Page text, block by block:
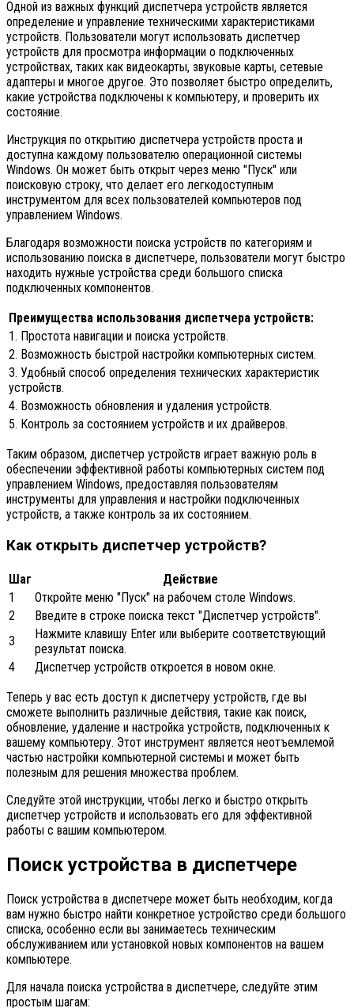
Одной из важных функций диспетчера устройств является
определение и управление техническими характеристиками
устройств. Пользователи могут использовать диспетчер
устройств для просмотра информации о подключенных
устройствах, таких как видеокарты, звуковые карты, сетевые
адаптеры и многое другое. Это позволяет быстро определить,
какие устройства подключены к компьютеру, и проверить их
состояние.
Инструкция по открытию диспетчера устройств проста и
доступна каждому пользователю операционной системы
Windows. Он может быть открыт через меню "Пуск" или
поисковую строку, что делает его легкодоступным
инструментом для всех пользователей компьютеров под
управлением Windows.
Благодаря возможности поиска устройств по категориям и
использованию поиска в диспетчере, пользователи могут быстро
находить нужные устройства среди большого списка
подключенных компонентов.
Преимущества использования диспетчера устройств:
1. Простота навигации и поиска устройств.
2. Возможность быстрой настройки компьютерных систем.
3. Удобный способ определения технических характеристик
устройств.
4. Возможность обновления и удаления устройств.
5. Контроль за состоянием устройств и их драйверов.
Таким образом, диспетчер устройств играет важную роль в
обеспечении эффективной работы компьютерных систем под
управлением Windows, предоставляя пользователям
инструменты для управления и настройки подключенных
устройств, а также контроль за их состоянием.
Как открыть диспетчер устройств?
Шаг
Действие
1
Откройте меню "Пуск" на рабочем столе Windows.
2
Введите в строке поиска текст "Диспетчер устройств".
3
Нажмите клавишу Enter или выберите соответствующий
результат поиска.
4
Диспетчер устройств откроется в новом окне.
Теперь у вас есть доступ к диспетчеру устройств, где вы
сможете выполнить различные действия, такие как поиск,
обновление, удаление и настройка устройств, подключенных к
вашему компьютеру. Этот инструмент является неотъемлемой
частью настройки компьютерной системы и может быть
полезным для решения множества проблем.
Следуйте этой инструкции, чтобы легко и быстро открыть
диспетчер устройств и использовать его для эффективной
работы с вашим компьютером.
Поиск устройства в диспетчере
Поиск устройства в диспетчере может быть необходим, когда
вам нужно быстро найти конкретное устройство среди большого
списка, особенно если вы занимаетесь техническим
обслуживанием или установкой новых компонентов на вашем
компьютере.
Для начала поиска устройства в диспетчере, следуйте этим
простым шагам: